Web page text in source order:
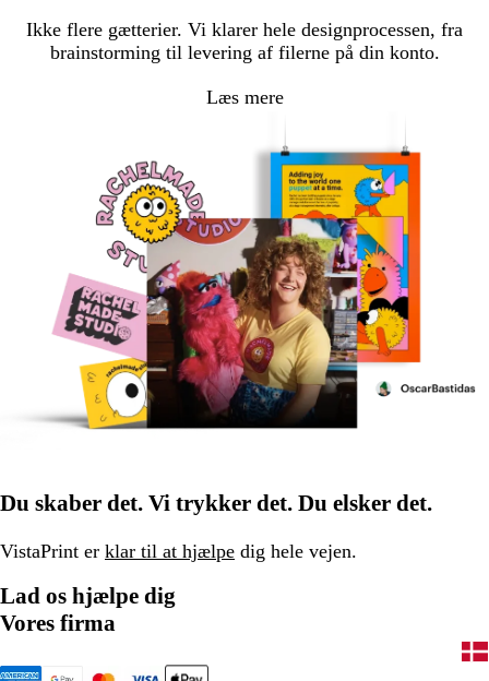
Ikke flere gætterier. Vi klarer hele designprocessen, fra
brainstorming til levering af filerne på din konto.
Læs mere
Du skaber det. Vi trykker det. Du elsker det.
VistaPrint er klar til at hjælpe dig hele vejen.
Lad os hjælpe dig
Vores firma